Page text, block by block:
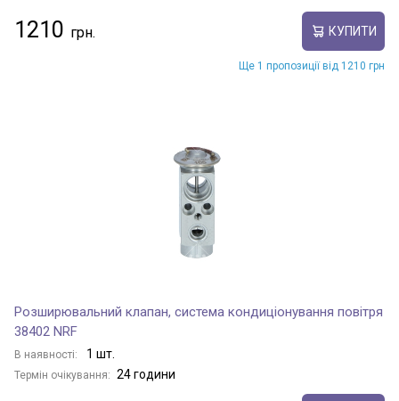
1210 КУПИТИ
Ще 1 пропозиції від 1210 грн
Розширювальний клапан, система кондиціонування повітря
38402 NRF
В наявності: 1 шт.
Термін очікування: 24 години